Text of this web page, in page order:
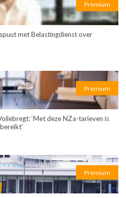
Premium
met Belastingdienst over
Premium
‘Met deze NZa-tarieven is
Premium